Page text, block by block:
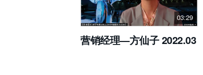
03:29
营销经理—方仙子 2022.03